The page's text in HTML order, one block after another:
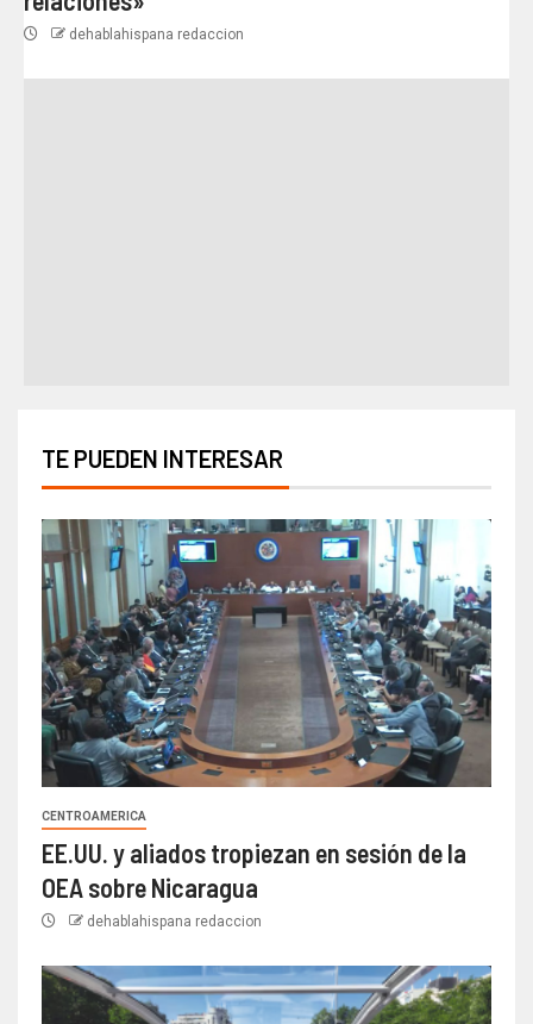
dehablahispana redaccion
TE PUEDEN INTERESAR
CENTROAMERICA
EE.UU. y aliados tropiezan en sesión de la
OEA sobre Nicaragua
dehablahispana redaccion